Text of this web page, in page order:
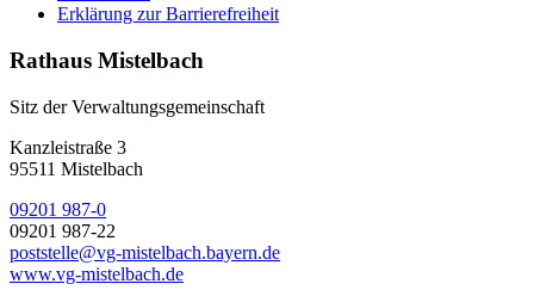
Erklärung zur Barrierefreiheit
Rathaus Mistelbach
Sitz der Verwaltungsgemeinschaft
Kanzleistraße 3
95511 Mistelbach
09201 987-0
09201 987-22
poststelle@vg-mistelbach.bayern.de
www.vg-mistelbach.de